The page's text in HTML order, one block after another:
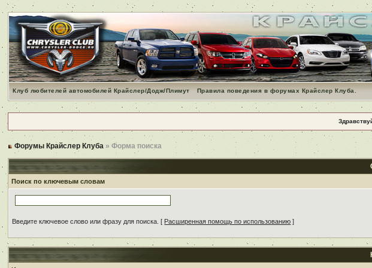
Клуб любителей автомобилей Крайслер/Додж/Плимут Правила поведения в форумах Крайслер Клуба.
Форумы Крайслер Клуба » Форма поиска
Поиск по ключевым словам
Введите ключевое слово или фразу для поиска. [ Расширенная помощь по использованию ]